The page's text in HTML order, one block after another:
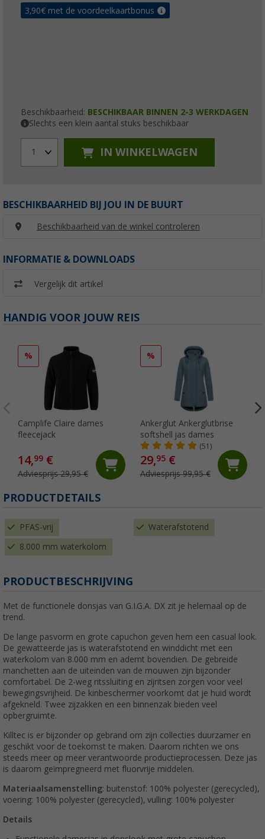
3,90€ met de voordeelkaartbonus
Beschikbaarheid: BESCHIKBAAR BINNEN 2-3 WERKDAGEN
Slechts een klein aantal stuks beschikbaar
1 IN WINKELWAGEN
BESCHIKBAARHEID BIJ JOU IN DE BUURT
Beschikbaarheid van de winkel controleren
INFORMATIE & DOWNLOADS
Vergelijk dit artikel
HANDIG VOOR JOUW REIS
%
Camplife Claire dames
fleecejack
14,99 €
Adviesprijs 29,95 €
%
Ankerglut Ankerglutbrise
softshell jas dames
(51)
29,95€
Adviesprijs 99,95 €
PRODUCTDETAILS
PFAS-vrij Waterafstotend
8.000 mm waterkolom
PRODUCTBESCHRIJVING
Met de functionele donsjas van G.I.G.A. DX zit je helemaal op de
trend.
De lange pasvorm en grote capuchon geven hem een casual look.
De gewatteerde jas is waterafstotend en winddicht met een
waterkolom van 8.000 mm en ademt bovendien. De gebreide
manchetten aan de uiteinden van de mouwen zijn bijzonder
comfortabel. De 2-weg ritssluiting en zijritsen zorgen voor veel
bewegingsvrijheid. De kinbeschermer voorkomt dat je huid wordt
afgekneld. Twee zijzakken en een binnenzak bieden veel
opbergruimte.
Killtec is er bijzonder op gebrand om zijn collecties duurzamer en
geschikt voor de toekomst te maken. Daarom richten we ons
steeds meer op meer verantwoorde productieprocessen. Deze jas
is daarom geïmpregneerd met fluorvrije middelen.
Materiaalsamenstelling: buitenstof: 100% polyester (gerecycled),
voering: 100% polyester (gerecycled), vulling: 100% polyester
Details